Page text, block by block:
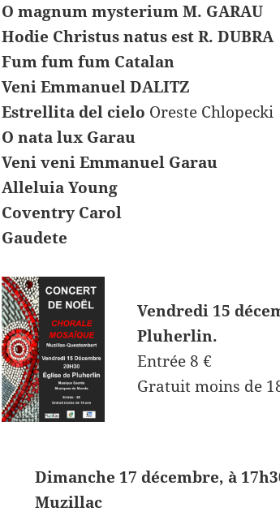
O magnum mysterium M. GARAU
Hodie Christus natus est R. DUBRA
Fum fum fum Catalan
Veni Emmanuel DALITZ
Estrellita del cielo Oreste Chlopecki
O nata lux Garau
Veni veni Emmanuel Garau
Alleluia Young
Coventry Carol
Gaudete
Vendredi 15
Pluherlin.
Entrée 8 €
Gratuit moins de
Dimanche 17 décembre, à
Muzillac